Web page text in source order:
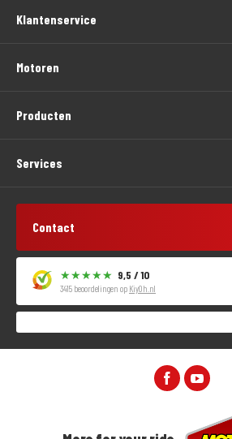
Klantenservice
Motoren
Producten
Services
Contact
9,5 / 10
3415 beoordelingen op KiyOh.nl